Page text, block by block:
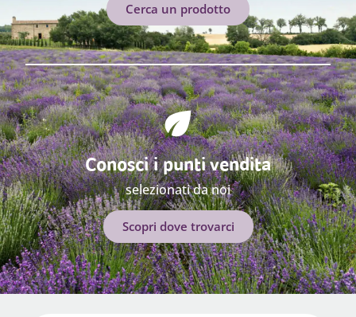
Cerca un prodotto
Conosci i punti vendita
selezionati da noi
Scopri dove trovarci